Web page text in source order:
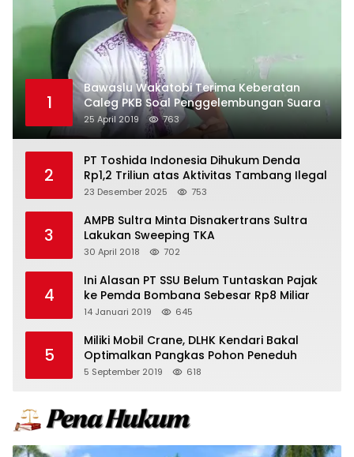
1
Bawaslu Wakatobi Terima Keberatan
Caleg PKB Soal Penggelembungan Suara
25 April 2019 763
2
PT Toshida Indonesia Dihukum Denda
Rp1,2 Triliun atas Aktivitas Tambang Ilegal
23 Desember 2025 753
3
AMPB Sultra Minta Disnakertrans Sultra
Lakukan Sweeping TKA
30 April 2018 702
4
Ini Alasan PT SSU Belum Tuntaskan Pajak
ke Pemda Bombana Sebesar Rp8 Miliar
14 Januari 2019 645
5
Miliki Mobil Crane, DLHK Kendari Bakal
Optimalkan Pangkas Pohon Peneduh
5 September 2019 618